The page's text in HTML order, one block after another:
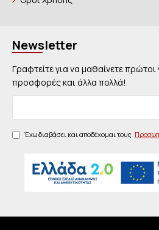
Newsletter
Γραφτείτε για να μαθαίνετε πρώτοι
προσφορές και άλλα πολλά!
Έχω διαβάσει και αποδέχομαι τους